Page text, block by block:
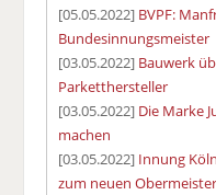
[05.05.2022] BVPF:
Bundesinnungsmeister
[03.05.2022] Bauwerk
Parketthersteller
[03.05.2022] Die Marke
machen
[03.05.2022] Innung
zum neuen